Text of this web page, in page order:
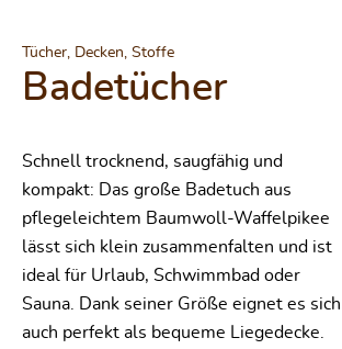
Tücher, Decken, Stoffe
Badetücher
Schnell trocknend, saugfähig und
kompakt: Das große Badetuch aus
pflegeleichtem Baumwoll-Waffelpikee
lässt sich klein zusammenfalten und ist
ideal für Urlaub, Schwimmbad oder
Sauna. Dank seiner Größe eignet es sich
auch perfekt als bequeme Liegedecke.